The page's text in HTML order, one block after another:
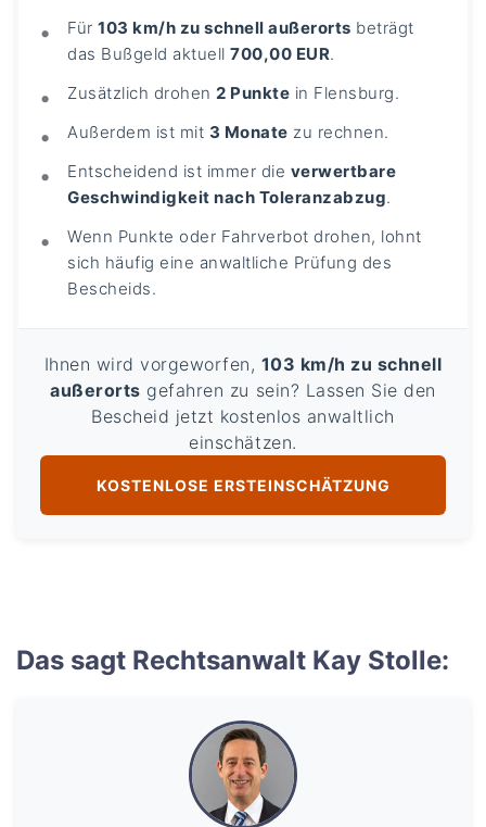
Für103 km/h zu schnell außerorts beträgt
das Bußgeld aktuell700,00 EUR.
Zusätzlich drohen2 Punkte in Flensburg.
Außerdem ist mit 3 Monate zu rechnen.
Entscheidend ist immer die verwertbare
Geschwindigkeit nach Toleranzabzug.
Wenn Punkte oder Fahrverbot drohen, lohnt
sich häufig eine anwaltliche Prüfung des
Bescheids.
Ihnen wird vorgeworfen, 103 km/h zu schnell
außerorts gefahren zu sein? Lassen Sie den
Bescheid jetzt kostenlos anwaltlich
einschätzen.
KOSTENLOSE ERSTEINSCHÄTZUNG
Das sagt Rechtsanwalt Kay Stolle: